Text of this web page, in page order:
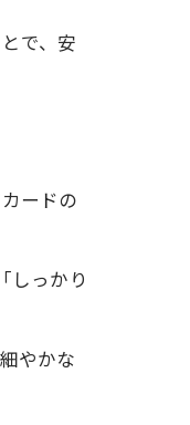
で、安
ードの
しっかり
やかな